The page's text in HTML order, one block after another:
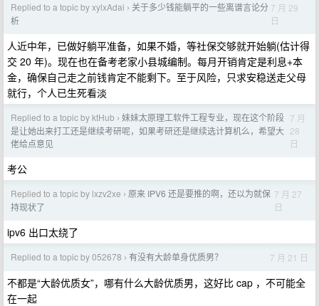
Replied to a topic by xylxAdai › 关于多少钱能躺平的一些离谱言论分
析
7 月 29
日
人近中年，已做好躺平准备，如果不婚，等社保交够就开始躺(估计得
交 20 年)。现在也在备考老家小县城编制。每月开销肯定是利息+本
金，确保自己走之前钱肯定不能剩下。至于风险，只求安稳送走父母
就行，个人已生死看淡
Replied to a topic by ktHub › 妹妹太原理工软件工程专业，现在这个阶段
是让她出来打工还是继续考研呢，如果考研还是继续选计算机么，希望大
佬给点意见
7 月
28
日
考公
Replied to a topic by lxzv2xe › 原来 IPV6 还是要推的啊，还以为就保
持现状了
7 月 27
日
ipv6 出口太绕了
Replied to a topic by 052678 › 有没有大龄单身优质男？ 7 月 21 日
不都是“大龄优质女”，哪有什么大龄优质男，这好比 cap ，不可能全
在一起